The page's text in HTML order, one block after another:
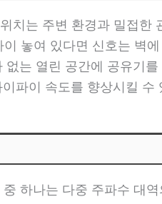
치는 주변 환경과 밀접한
놓여 있다면 신호는 벽
는 열린 공간에 공유기
파이 속도를 향상시킬 수
하나는 다중 주파수 대